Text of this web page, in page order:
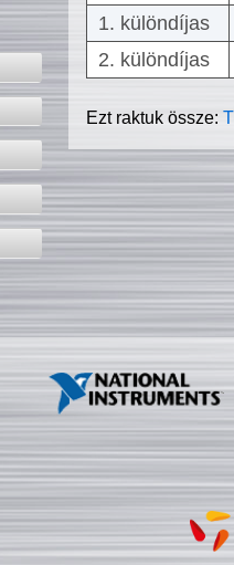
1. különdíjas
2. különdíjas
Ezt raktuk össze: